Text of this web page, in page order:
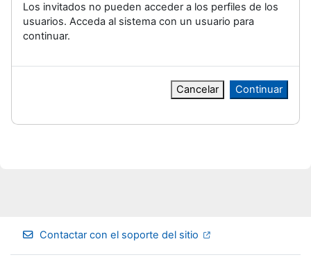
Los invitados no pueden acceder a los perfiles de los
usuarios. Acceda al sistema con un usuario para
continuar.
Cancelar Continuar
Contactar con el soporte del sitio